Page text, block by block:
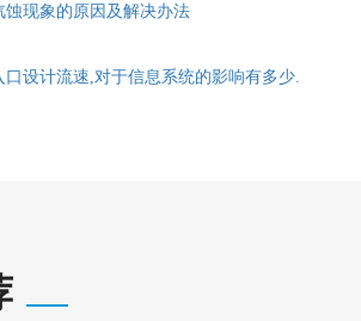
蚀现象的原因及解决办法
设计流速,对于信息系统的影响有多少.